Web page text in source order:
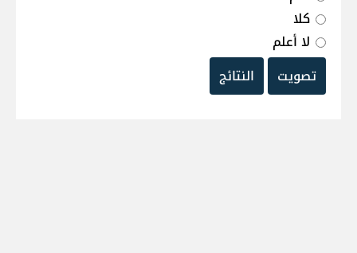
كلا
لا أعلم
تصويت
النتائج